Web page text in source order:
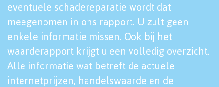
eventuele schadereparatie wordt dat
meegenomen in ons rapport. U zult geen
enkele informatie missen. Ook bij het
waarderapport krijgt u een volledig overzicht.
Alle informatie wat betreft de actuele
internetprijzen, handelswaarde en de